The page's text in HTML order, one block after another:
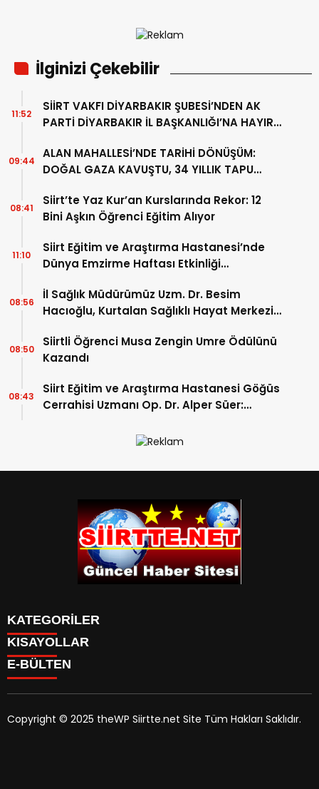
İlginizi Çekebilir
SİİRT VAKFI DİYARBAKIR ŞUBESİ’NDEN AK
PARTİ DİYARBAKIR İL BAŞKANLIĞI’NA HAYIRLI
11:52
ALAN MAHALLESİ’NDE TARİHİ DÖNÜŞÜM:
DOĞAL GAZA KAVUŞTU, 34 YILLIK TAPU
09:44
Siirt’te Yaz Kur’an Kurslarında Rekor: 12
Bini Aşkın Öğrenci Eğitim Alıyor
08:41
Siirt Eğitim ve Araştırma Hastanesi’nde
Dünya Emzirme Haftası Etkinliği
11:10
İl Sağlık Müdürümüz Uzm. Dr. Besim
Hacıoğlu, Kurtalan Sağlıklı Hayat Merkezini
08:56
Siirtli Öğrenci Musa Zengin Umre Ödülünü
Kazandı
08:50
Siirt Eğitim ve Araştırma Hastanesi Göğüs
Cerrahisi Uzmanı Op. Dr. Alper Süer:
Anlamına Gelmez”
08:43
KATEGORİLER
SPOR
Eruh Haberleri
KISAYOLLAR
MANSET
SAĞLIK
E-BÜLTEN
Copyright © 2025 theWP Siirtte.net Site Tüm Hakları Saklıdır.